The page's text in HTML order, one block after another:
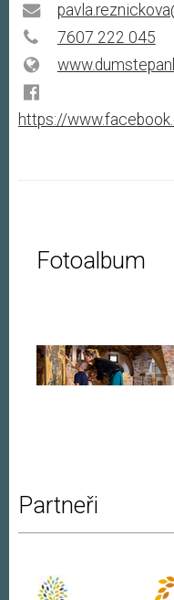
7607 222 045
https://
Fotoalbum
Partneři